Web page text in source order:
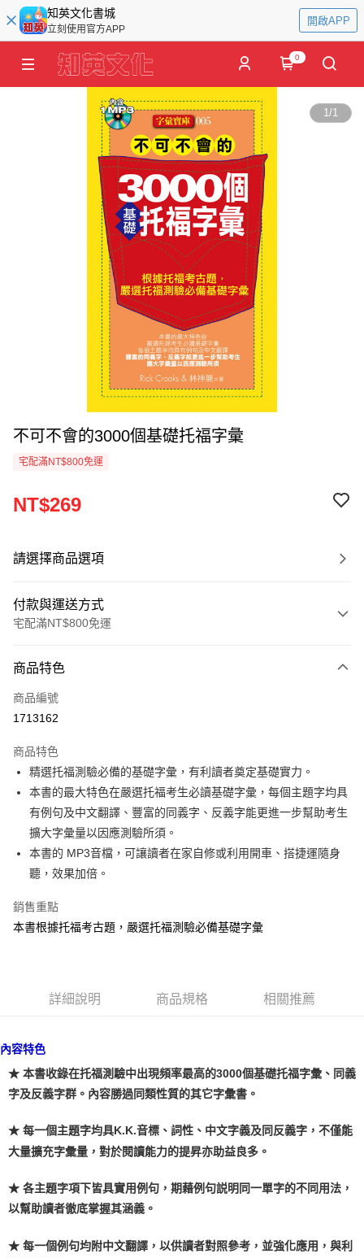
知英文化書城
立刻使用官方APP
開啟APP
0
1/1
不可不會的3000個基礎托福字彙
宅配滿NT$800免運
NT$269
請選擇商品選項
付款與運送方式
宅配滿NT$800免運
信用卡一次付款
LINE Pay
街口支付
悠遊付
ATM付款
運送方式
每筆NT$80，滿NT$800(含以上)免運費
商品特色
商品編號
1713162
商品特色
精選托福測驗必備的基礎字彙，有利讀者奠定基礎實力。
本書的最大特色在嚴選托福考生必讀基礎字彙，每個主題字均具
有例句及中文翻譯、豐富的同義字、反義字能更進一步幫助考生
擴大字彙量以因應測驗所須。
本書的 MP3音檔，可讓讀者在家自修或利用開車、搭捷運隨身
聽，效果加倍。
銷售重點
本書根據托福考古題，嚴選托福測驗必備基礎字彙
詳細說明 商品規格 相關推薦
內容特色
★ 本書收錄在托福測驗中出現頻率最高的3000個基礎托福字彙、同義
字及反義字群。內容勝過同類性質的其它字彙書。
★ 每一個主題字均具K.K.音標、詞性、中文字義及同反義字，不僅能
大量擴充字彙量，對於閱讀能力的提昇亦助益良多。
★ 各主題字項下皆具實用例句，期藉例句説明同一單字的不同用法，
以幫助讀者徹底掌握其涵義。
★ 每一個例句均附中文翻譯，以供讀者對照參考，並強化應用，與利